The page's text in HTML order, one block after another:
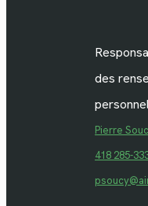
des
Pierre
418 285-